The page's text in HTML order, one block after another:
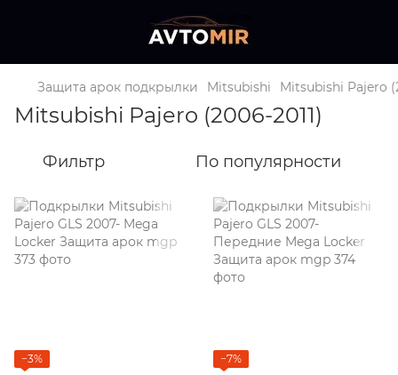
Защита арок подкрылки Mitsubishi Mitsubishi Pajero
Mitsubishi Pajero (2006-2011)
Фильтр По популярности
−3%
−7%